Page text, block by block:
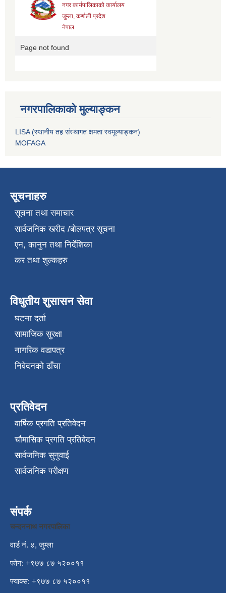
नगरपालिकाको मुल्याङ्कन
LISA (स्थानीय तह संस्थागत क्षमता स्वमूल्याङ्कन)
MOFAGA
सूचनाहरु
सूचना तथा समाचार
सार्वजनिक खरीद /बोलपत्र सूचना
एन, कानुन तथा निर्देशिका
कर तथा शुल्कहरु
विधुतीय शुसासन सेवा
घटना दर्ता
सामाजिक सुरक्षा
नागरिक वडापत्र
निवेदनको ढाँचा
प्रतिवेदन
वार्षिक प्रगति प्रतिवेदन
चौमासिक प्रगति प्रतिवेदन
सार्वजनिक सुनुवाई
सार्वजनिक परीक्षण
संपर्क
चन्दननाथ नगरपालिका
वार्ड नं. ४, जुम्ला
फोन: +९७७ ८७ ५२००११
फ्याक्स: +९७७ ८७ ५२००११